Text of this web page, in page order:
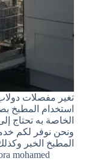
تغير مفصلات
استخدام المطبخ
الخاصة به تحتاج
ونحن نوفر لكم
المطبخ الخبر
mohamed